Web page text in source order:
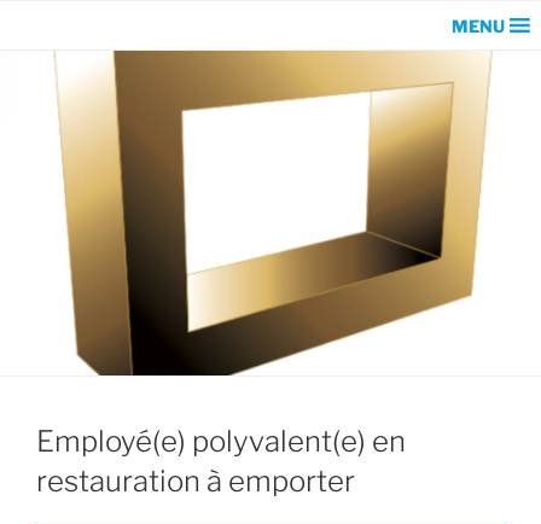
MENU
Employé(e) polyvalent(e) en
restauration à emporter